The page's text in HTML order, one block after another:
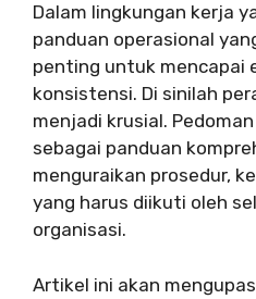
Dalam lingkungan kerja
panduan operasional
penting untuk mencapai
konsistensi. Di sinilah
menjadi krusial.
sebagai panduan
menguraikan prosedur,
yang harus diikuti oleh
organisasi.
Artikel ini akan